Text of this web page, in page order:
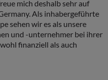
mich deshalb sehr auf
Als inhabergeführte
sehen wir es als unsere
und -unternehmer bei ihrer
finanziell als auch